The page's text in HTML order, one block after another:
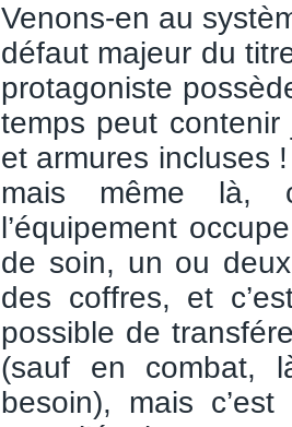
Venons-en au
défaut majeur du
protagoniste
temps peut
et armures incluses
mais même là,
l’équipement
de soin, un ou
des coffres, et
possible de
(sauf en combat,
besoin), mais